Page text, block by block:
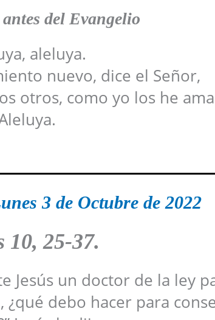
del Evangelio
aleluya.
nuevo, dice el Señor,
otros, como yo los he
3 de Octubre de 2022
10, 25-37.
Jesús un doctor de la ley
debo hacer para